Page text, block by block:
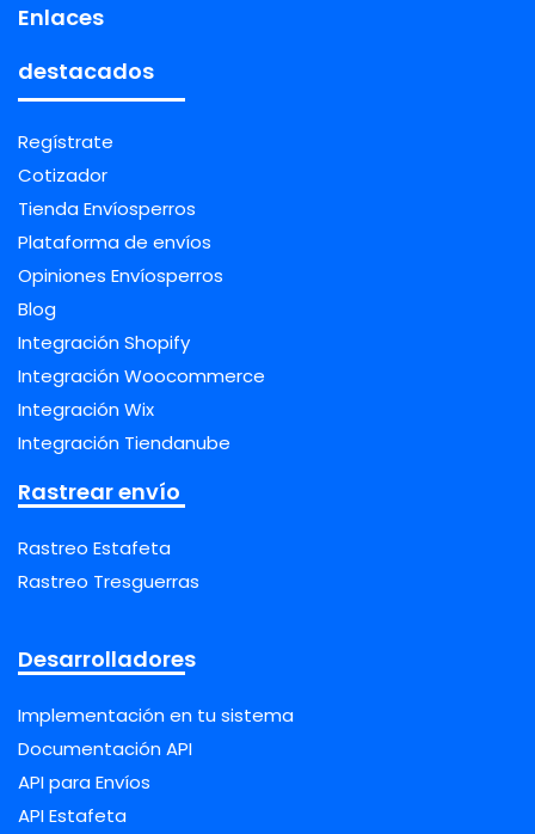
Enlaces
destacados
Regístrate
Cotizador
Tienda Envíosperros
Plataforma de envíos
Opiniones Envíosperros
Blog
Integración Shopify
Integración Woocommerce
Integración Wix
Integración Tiendanube
Rastrear envío
Rastreo Estafeta
Rastreo Tresguerras
Desarrolladores
Implementación en tu sistema
Documentación API
API para Envíos
API Estafeta